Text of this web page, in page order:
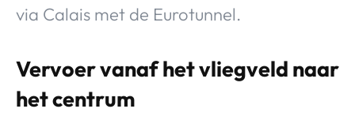
via Calais met de Eurotunnel.
Vervoer vanaf het vliegveld naar
het centrum